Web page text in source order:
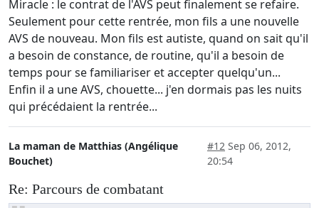
Miracle : le contrat de l'AVS peut finalement se refaire.
Seulement pour cette rentrée, mon fils a une nouvelle
AVS de nouveau. Mon fils est autiste, quand on sait qu'il
a besoin de constance, de routine, qu'il a besoin de
temps pour se familiariser et accepter quelqu'un...
Enfin il a une AVS, chouette... j'en dormais pas les nuits
qui précédaient la rentrée...
La maman de Matthias (Angélique
Bouchet)
#12 Sep 06, 2012,
20:54
Re: Parcours de combatant